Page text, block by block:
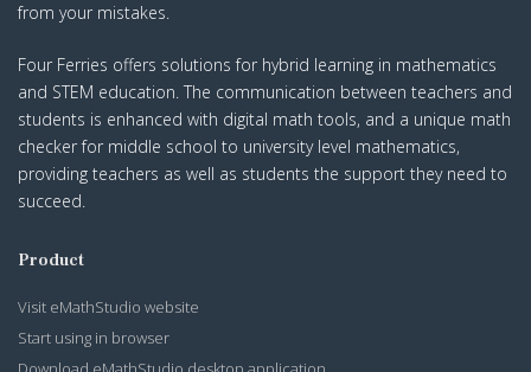
from your mistakes.
Four Ferries offers solutions for hybrid learning in mathematics
and STEM education. The communication between teachers and
students is enhanced with digital math tools, and a unique math
checker for middle school to university level mathematics,
providing teachers as well as students the support they need to
succeed.
Product
Visit eMathStudio website
Start using in browser